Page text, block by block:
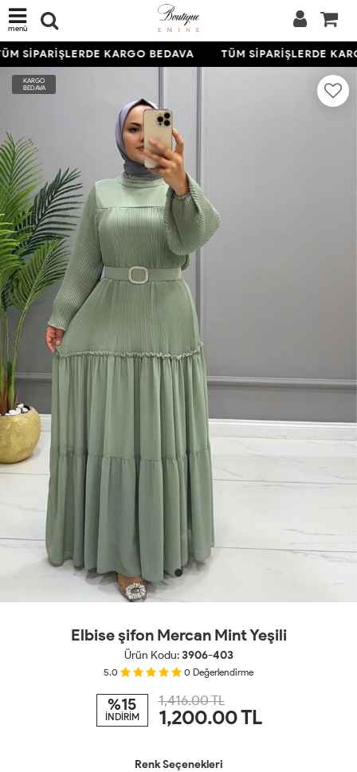
menü
SİPARİŞLERDE KARGO BEDAVA TÜM SİPARİŞLERDE
KARGO
BEDAVA
Elbise şifon Mercan Mint Yeşili
Ürün Kodu:3906-403
5.0 0 Değerlendirme
%15
İNDİRİM
1,416.00 TL
1,200.00TL
Renk Seçenekleri